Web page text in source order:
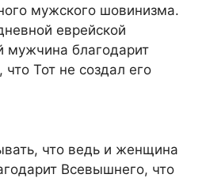
мужского шовинизма.
еврейской
мужчина благодарит
Тот не создал его
что ведь и женщина
Всевышнего, что